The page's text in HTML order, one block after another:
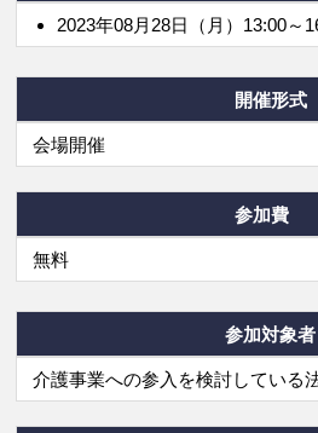
2023年08月28日（月）13:00～
開催形式
会場開催
参加費
無料
参加対象者
介護事業への参入を検討している